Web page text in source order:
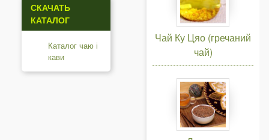
СКАЧАТЬ
КАТАЛОГ
Каталог чаю і
кави
Чай Ку Цяо (гречаний
чай)